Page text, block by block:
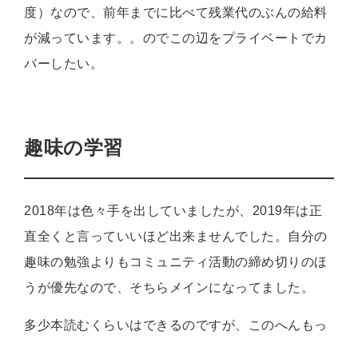
度）なので、前年までに比べて残業代のぶんの給料
が減っています。。のでこの辺をプライベートでカ
バーしたい。
趣味の学習
2018年は色々手を出していましたが、2019年は正
直全くと言っていいほど出来ませんでした。自分の
趣味の勉強よりもコミュニティ活動の締め切りのほ
うが優先なので、そちらメインになってました。
多少本読むくらいはできるのですが、このへんもっ